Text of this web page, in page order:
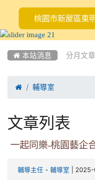
桃園市新屋區東
 本站消息 分月文章
 輔導室
文章列表
一起同樂-桃園藝企
輔導主任 - 輔導室 |